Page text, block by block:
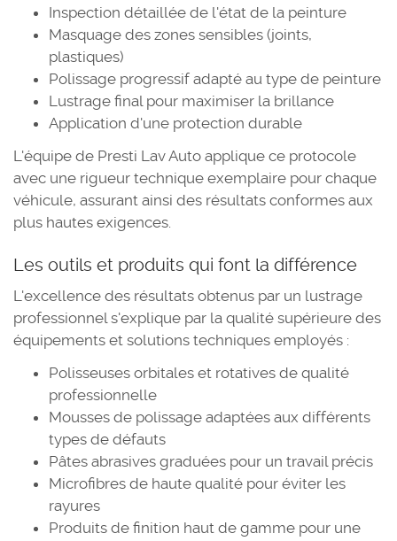
Inspection détaillée de l'état de la peinture
Masquage des zones sensibles (joints,
plastiques)
Polissage progressif adapté au type de peinture
Lustrage final pour maximiser la brillance
Application d'une protection durable
L'équipe de Presti Lav Auto applique ce protocole
avec une rigueur technique exemplaire pour chaque
véhicule, assurant ainsi des résultats conformes aux
plus hautes exigences.
Les outils et produits qui font la différence
L'excellence des résultats obtenus par un lustrage
professionnel s'explique par la qualité supérieure des
équipements et solutions techniques employés :
Polisseuses orbitales et rotatives de qualité
professionnelle
Mousses de polissage adaptées aux différents
types de défauts
Pâtes abrasives graduées pour un travail précis
Microfibres de haute qualité pour éviter les
rayures
Produits de finition haut de gamme pour une